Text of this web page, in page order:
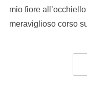
mio fiore
meraviglioso corso